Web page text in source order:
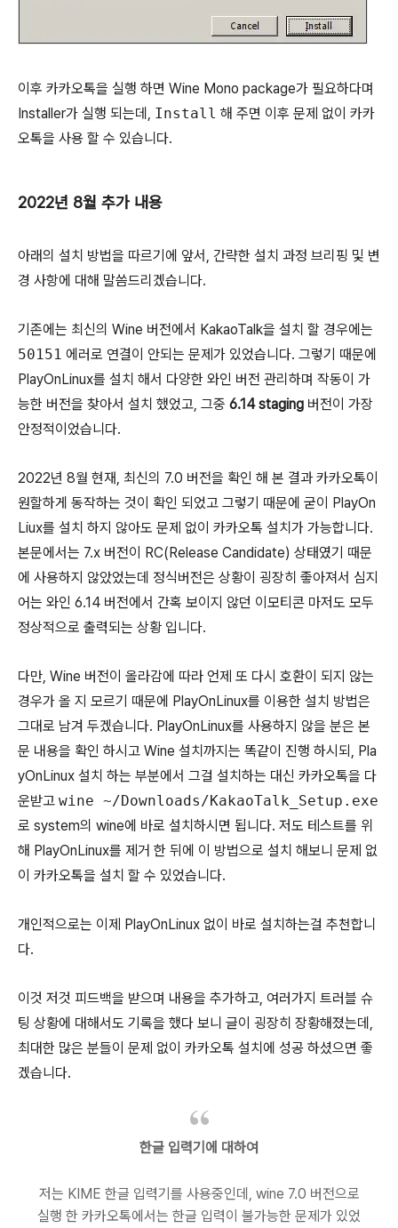
이후 카카오톡을 실행 하면 Wine Mono package가 필요하다며
Installer가 실행 되는데, Install 해 주면 이후 문제 없이 카카
오톡을 사용 할 수 있습니다.
2022년 8월 추가 내용
아래의 설치 방법을 따르기에 앞서, 간략한 설치 과정 브리핑 및 변
경 사항에 대해 말씀드리겠습니다.
기존에는 최신의 Wine 버전에서 KakaoTalk을 설치 할 경우에는
50151 에러로 연결이 안되는 문제가 있었습니다. 그렇기 때문에
PlayOnLinux를 설치 해서 다양한 와인 버전 관리하며 작동이 가
능한 버전을 찾아서 설치 했었고, 그중 6.14 staging 버전이 가장
안정적이었습니다.
2022년 8월 현재, 최신의 7.0 버전을 확인 해 본 결과 카카오톡이
원할하게 동작하는 것이 확인 되었고 그렇기 때문에 굳이 PlayOn
Liux를 설치 하지 않아도 문제 없이 카카오톡 설치가 가능합니다.
본문에서는 7.x 버전이 RC(Release Candidate) 상태였기 때문
에 사용하지 않았었는데 정식버전은 상황이 굉장히 좋아져서 심지
어는 와인 6.14 버전에서 간혹 보이지 않던 이모티콘 마저도 모두
정상적으로 출력되는 상황 입니다.
다만, Wine 버전이 올라감에 따라 언제 또 다시 호환이 되지 않는
경우가 올 지 모르기 때문에 PlayOnLinux를 이용한 설치 방법은
그대로 남겨 두겠습니다. PlayOnLinux를 사용하지 않을 분은 본
문 내용을 확인 하시고 Wine 설치까지는 똑같이 진행 하시되, Pla
yOnLinux 설치 하는 부분에서 그걸 설치하는 대신 카카오톡을 다
운받고 wine ~/Downloads/KakaoTalk_Setup.exe
로 system의 wine에 바로 설치하시면 됩니다. 저도 테스트를 위
해 PlayOnLinux를 제거 한 뒤에 이 방법으로 설치 해보니 문제 없
이 카카오톡을 설치 할 수 있었습니다.
개인적으로는 이제 PlayOnLinux 없이 바로 설치하는걸 추천합니
다.
이것 저것 피드백을 받으며 내용을 추가하고, 여러가지 트러블 슈
팅 상황에 대해서도 기록을 했다 보니 글이 굉장히 장황해졌는데,
최대한 많은 분들이 문제 없이 카카오톡 설치에 성공 하셨으면 좋
겠습니다.
한글 입력기에 대하여
저는 KIME 한글 입력기를 사용중인데, wine 7.0 버전으로
실행 한 카카오톡에서는 한글 입력이 불가능한 문제가 있었